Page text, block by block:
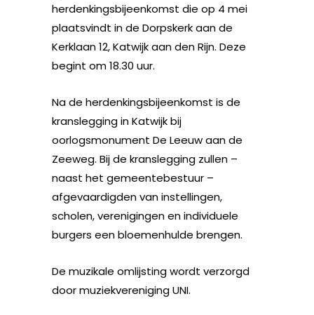
herdenkingsbijeenkomst die op 4 mei
plaatsvindt in de Dorpskerk aan de
Kerklaan 12, Katwijk aan den Rijn. Deze
begint om 18.30 uur.
Na de herdenkingsbijeenkomst is de
kranslegging in Katwijk bij
oorlogsmonument De Leeuw aan de
Zeeweg. Bij de kranslegging zullen –
naast het gemeentebestuur –
afgevaardigden van instellingen,
scholen, verenigingen en individuele
burgers een bloemenhulde brengen.
De muzikale omlijsting wordt verzorgd
door muziekvereniging UNI.